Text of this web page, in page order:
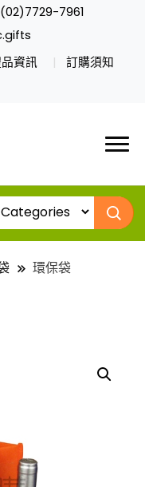
7961
資訊
訂購須知
環保袋